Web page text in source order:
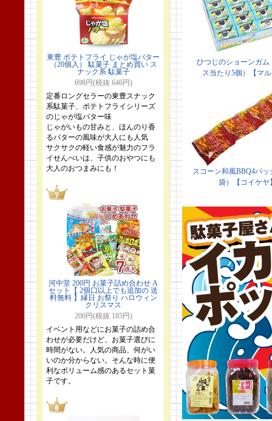
東豊 ポテトフライ じゃが塩バター
（20個入） 駄菓子 まとめ買い ス
ナック系 駄菓子
698円(税抜 646円)
定番ロングセラーの東豊スナック
系駄菓子、ポテトフライシリーズ
のじゃが塩バター味
じゃがいもの甘みと、ほんのり香
るバターの風味が大人にも人気
サクサクの軽い食感が魅力のフラ
イせんべいは、子供のおやつにも
大人のおつまみにも！
河中堂 200円 お菓子詰め合わせ A
セット【 2個口以上でも追加の 送
料無料 】縁日 お祭り ハロウィン
クリスマス
200円(税抜 185円)
イベント用などにお菓子の詰め合
わせが必要だけど、お菓子選びに
時間がない。人気の商品、何がい
いのか分からない。そんな時に便
利なボリューム感のあるセット菓
子です。